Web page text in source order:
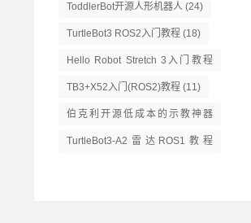
ToddlerBot开源人形机器人 (24)
TurtleBot3 ROS2入门教程 (18)
Hello Robot Stretch 3入门教程
(14)
TB3+X52入门(ROS2)教程 (11)
伯克利开源低成本的示教神器
GELLO(13)
TurtleBot3-A2雷达ROS1教程